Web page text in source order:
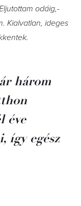
odáig,­
Kialvatlan, ideges
három
éve
így egész